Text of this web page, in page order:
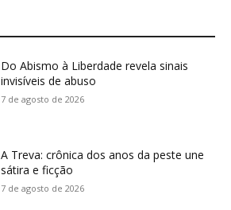
Do Abismo à Liberdade revela sinais
invisíveis de abuso
7 de agosto de 2026
A Treva: crônica dos anos da peste une
sátira e ficção
7 de agosto de 2026